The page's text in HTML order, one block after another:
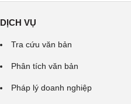
DỊCH VỤ
Tra cứu văn bản
Phân tích văn bản
Pháp lý doanh nghiệp